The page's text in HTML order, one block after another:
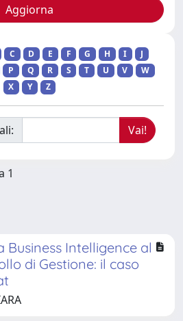
C D E F G H I
J
P Q R S T U V
W
X
Y Z
1
Intelligence al
di Gestione: il caso